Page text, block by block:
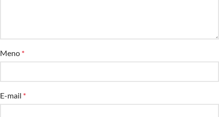
Meno *
E-mail *